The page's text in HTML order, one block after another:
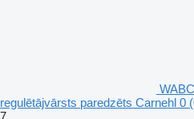
regulētājvārsts paredzēts Carnehl 0
7